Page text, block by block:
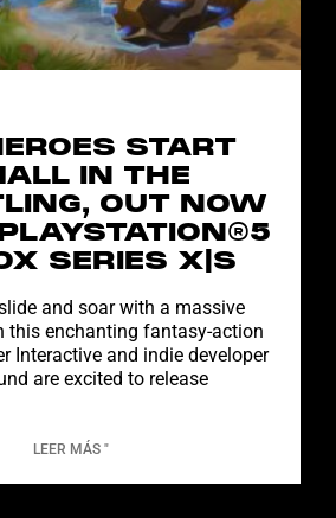
START
IN THE
OUT NOW
SERIES X|S
and soar with a massive
this enchanting fantasy-action
Interactive and indie developer
are excited to release
LEER MÁS "